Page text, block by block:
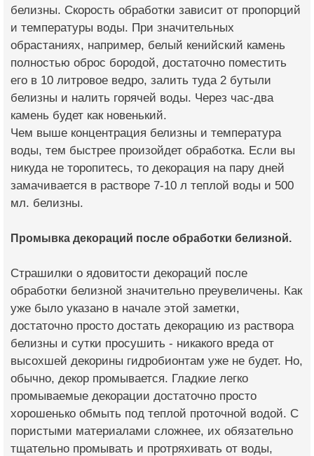
белизны. Скорость обработки зависит от пропорций
и температуры воды. При значительных
обрастаниях, например, белый кенийский камень
полностью оброс бородой, достаточно поместить
его в 10 литровое ведро, залить туда 2 бутыли
белизны и налить горячей воды. Через час-два
камень будет как новенький.
Чем выше концентрация белизны и температура
воды, тем быстрее произойдет обработка. Если вы
никуда не торопитесь, то декорация на пару дней
замачивается в растворе 7-10 л теплой воды и 500
мл. белизны.
Промывка декораций после обработки белизной.
Страшилки о ядовитости декораций после
обработки белизной значительно преувеличены. Как
уже было указано в начале этой заметки,
достаточно просто достать декорацию из раствора
белизны и сутки просушить - никакого вреда от
высохшей декорины гидробионтам уже не будет. Но,
обычно, декор промывается. Гладкие легко
промываемые декорации достаточно просто
хорошенько обмыть под теплой проточной водой. С
пористыми материалами сложнее, их обязательно
тщательно промывать и протряхивать от воды,